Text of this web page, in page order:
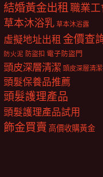
結婚黃金出租職業工
草本沐浴乳 草本沐浴露
虛擬地址出租 金價查
防火泥 防盜扣 電子防盜門
頭皮深層清潔 頭皮深層清
頭髮保養品推薦
頭髮護理產品
頭髮護理產品試用
飾金買賣 高價收購黃金